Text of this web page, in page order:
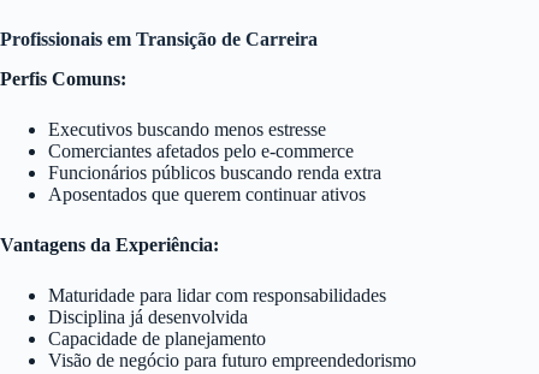
Profissionais em Transição de Carreira
Perfis Comuns:
Executivos buscando menos estresse
Comerciantes afetados pelo e-commerce
Funcionários públicos buscando renda extra
Aposentados que querem continuar ativos
Vantagens da Experiência:
Maturidade para lidar com responsabilidades
Disciplina já desenvolvida
Capacidade de planejamento
Visão de negócio para futuro empreendedorismo